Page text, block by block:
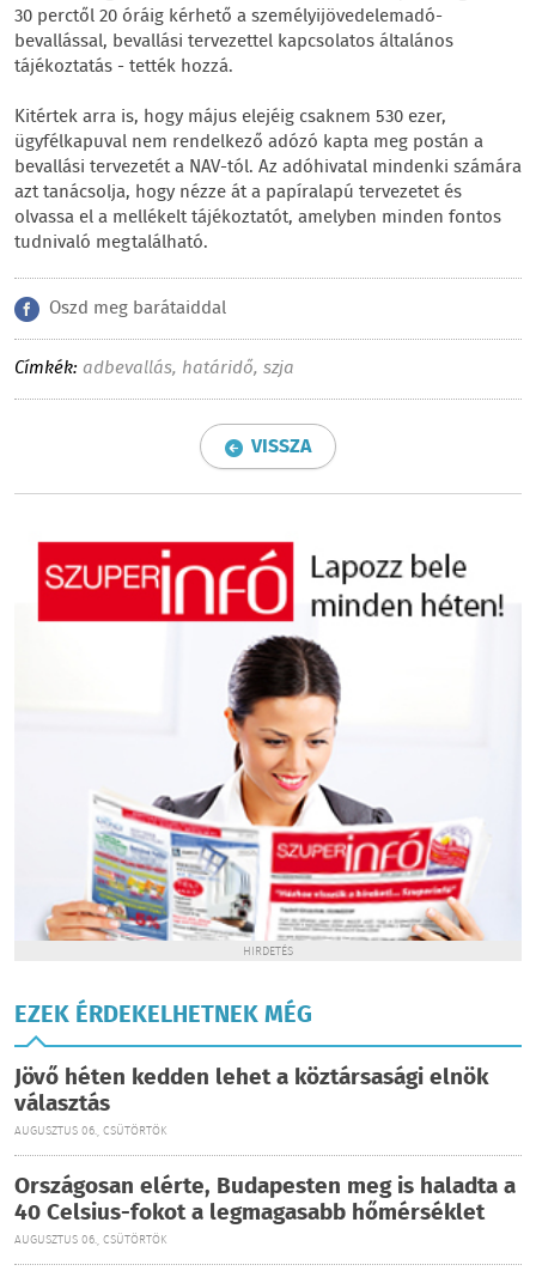
30 perctől 20 óráig kérhető a személyijövedelemadó-
bevallással, bevallási tervezettel kapcsolatos általános
tájékoztatás - tették hozzá.
Kitértek arra is, hogy május elejéig csaknem 530 ezer,
ügyfélkapuval nem rendelkező adózó kapta meg postán a
bevallási tervezetét a NAV-tól. Az adóhivatal mindenki számára
azt tanácsolja, hogy nézze át a papíralapú tervezetet és
olvassa el a mellékelt tájékoztatót, amelyben minden fontos
tudnivaló megtalálható.
Oszd meg barátaiddal
Címkék: adbevallás, határidő, szja
VISSZA
HIRDETÉS
EZEK ÉRDEKELHETNEK MÉG
Jövő héten kedden lehet a köztársasági elnök
választás
AUGUSZTUS 06., CSÜTÖRTÖK
Országosan elérte, Budapesten meg is haladta a
40 Celsius-fokot a legmagasabb hőmérséklet
AUGUSZTUS 06., CSÜTÖRTÖK